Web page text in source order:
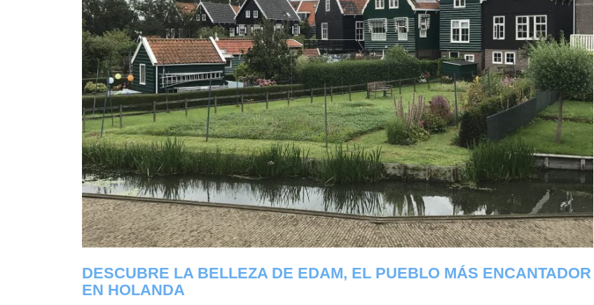
DESCUBRE LA BELLEZA DE EDAM, EL PUEBLO MÁS ENCANTADOR
EN HOLANDA